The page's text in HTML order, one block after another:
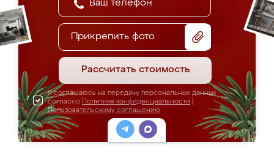
Прикрепить фото
Рассчитать стоимость
Я соглашаюсь на передачу персональных данных
согласно Политике конфиденциальности
Пользовательскому соглашению